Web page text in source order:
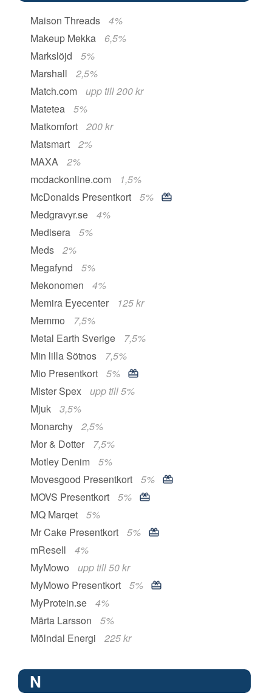
Maison Threads
4%
Makeup Mekka
6,5%
Markslöjd
5%
Marshall
2,5%
Match.com
upp till 200 kr
Matetea
5%
Matkomfort
200 kr
Matsmart
2%
MAXA
2%
mcdackonline.com
1,5%
McDonalds Presentkort
5%
Medgravyr.se
4%
Medisera
5%
Meds
2%
Megafynd
5%
Mekonomen
4%
Memira Eyecenter
125 kr
Memmo
7,5%
Metal Earth Sverige
7,5%
Min lilla Sötnos
7,5%
Mio Presentkort
5%
Mister Spex
upp till 5%
Mjuk
3,5%
Monarchy
2,5%
Mor & Dotter
7,5%
Motley Denim
5%
Movesgood Presentkort
5%
MOVS Presentkort
5%
MQ Marqet
5%
Mr Cake Presentkort
5%
mResell
4%
MyMowo
upp till 50 kr
MyMowo Presentkort
5%
MyProtein.se
4%
Märta Larsson
5%
Mölndal Energi
225 kr
N